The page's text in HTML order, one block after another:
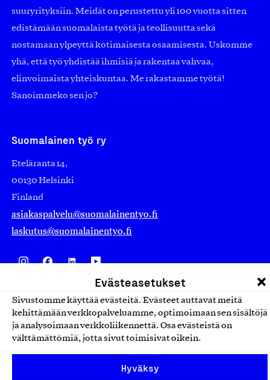
Evästeasetukset
Sivustomme käyttää evästeitä. Evästeet auttavat meitä
kehittämään verkkopalveluamme, optimoimaan sen sisältöjä
ja analysoimaan verkkoliikennettä. Osa evästeistä on
välttämättömiä, jotta sivut toimisivat oikein.
Hyväksy
suuryrityksiin. Meidät on perustettu yli 100 vuotta sitten
edistämään suomalaista työtä ja teollisuutta sekä
nostamaan ylpeyttä kotimaisesta osaamisesta. Uskomme
yhä, että työ yhdistää ihmisiä ja rakentaa vahvaa,
elinvoimaista yhteiskuntaa. Me rakastamme työtä!
Sanoimmeko sen jo?
Suomalainen työ ry
Eteläranta 14,
00130 Helsinki
Finland
asiakaspalvelu@suomalainentyo.fi
laskutus@suomalainentyo.fi
Avainlippu